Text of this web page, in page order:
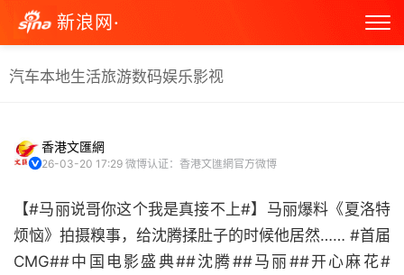
新浪网·
汽车本地生活旅游数码娱乐影视
香港文匯網
26-03-20 17:29 微博认证：香港文匯網官方微博
【#马丽说哥你这个我是真接不上#】马丽爆料《夏洛特
烦恼》拍摄糗事，给沈腾揉肚子的时候他居然…… #首届
CMG##中国电影盛典##沈腾##马丽##开心麻花#